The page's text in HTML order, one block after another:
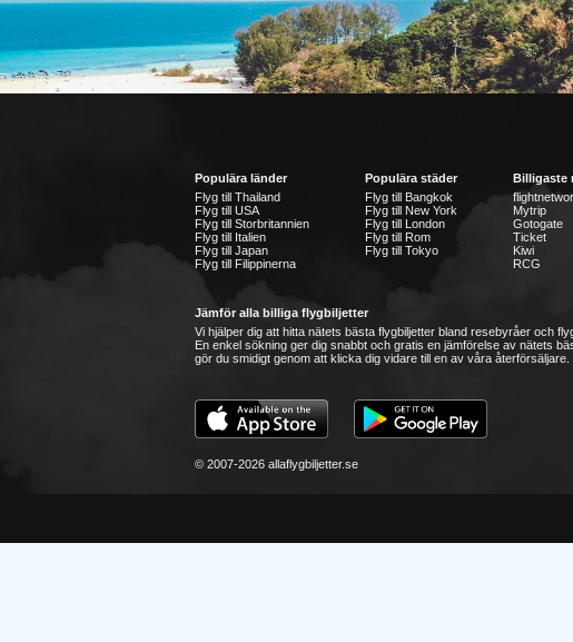
Populära länder
Flyg till Thailand
Flyg till USA
Flyg till Storbritannien
Flyg till Italien
Flyg till Japan
Flyg till Filippinerna
Populära städer
Flyg till Bangkok
Flyg till New York
Flyg till London
Flyg till Rom
Flyg till Tokyo
Billigaste
Mytrip
Gotogate
Ticket
Kiwi
RCG
Jämför alla billiga flygbiljetter
Vi hjälper dig att hitta nätets bästa flygbiljetter bland resebyråer och
En enkel sökning ger dig snabbt och gratis en jämförelse av nätets
gör du smidigt genom att klicka dig vidare till en av våra återförsäljare.
© 2007-2026 allaflygbiljetter.se